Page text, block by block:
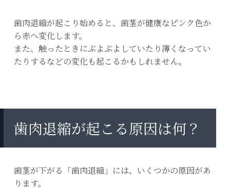
歯肉退縮が起こり始めると、歯茎が健康なピンク色か
ら赤へ変化します。
また、触ったときにぶよぶよしていたり薄くなってい
たりするなどの変化も起こるかもしれません。
歯肉退縮が起こる原因は何？
歯茎が下がる「歯肉退縮」には、いくつかの原因があ
ります。